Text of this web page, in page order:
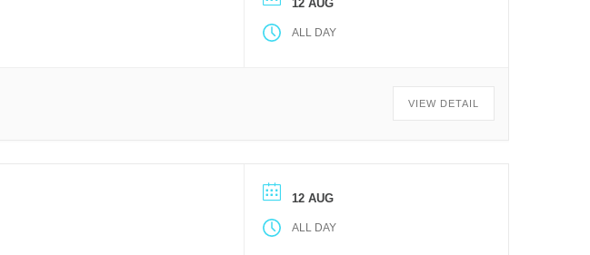
12 AUG
ALL DAY
VIEW DETAIL
12 AUG
ALL DAY